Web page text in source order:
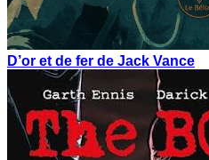
D’or et de fer de Jack Vance